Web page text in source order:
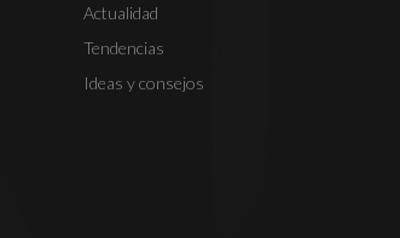
Actualidad
Tendencias
Ideas y consejos